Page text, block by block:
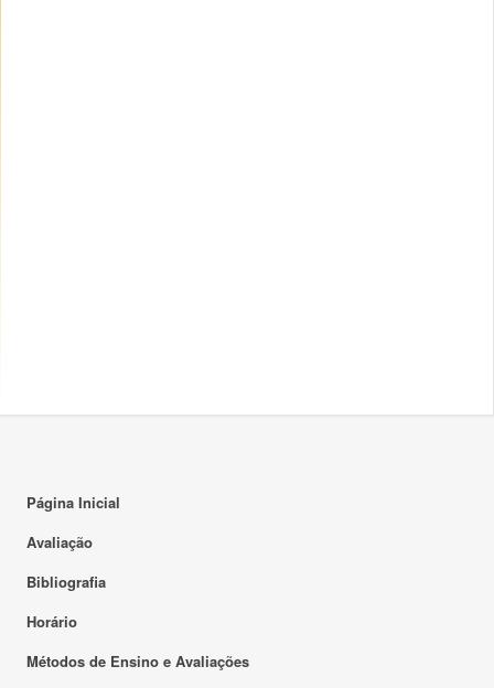
Página Inicial
Avaliação
Bibliografia
Horário
Métodos de Ensino e Avaliações